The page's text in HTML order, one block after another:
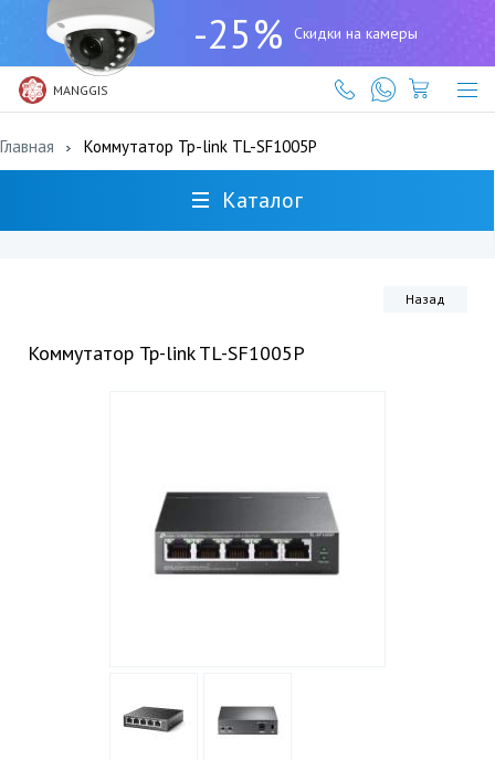
-25% Скидки на камеры
MANGGIS
(727)
317-
61-
61
Главная Коммутатор Tp-link TL-SF1005P
Каталог
Назад
Коммутатор Tp-link TL-SF1005P